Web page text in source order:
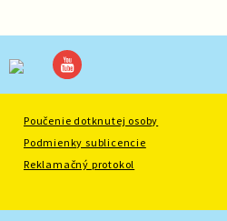
Poučenie dotknutej osoby
Podmienky sublicencie
Reklamačný protokol